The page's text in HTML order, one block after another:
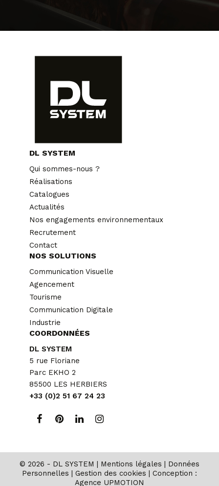
DL SYSTEM
Qui sommes-nous ?
Réalisations
Catalogues
Actualités
Nos engagements environnementaux
Recrutement
Contact
NOS SOLUTIONS
Communication Visuelle
Agencement
Tourisme
Communication Digitale
Industrie
COORDONNÉES
DL SYSTEM
5 rue Floriane
Parc EKHO 2
85500 LES HERBIERS
+33 (0)2 51 67 24 23
© 2026 - DL SYSTEM | Mentions légales | Données
Personnelles | Gestion des cookies | Conception :
Agence UPMOTION